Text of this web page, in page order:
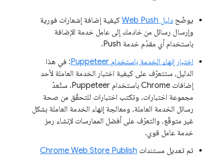
يوضّح دليل Web Push
كيفية إضافة إشعارات فورية
وإرسال رسائل من خادمك إلى عامل خدمة الإضافة
باستخدام أي مقدّم خدمة Push.
اختبار إنهاء الخدمة باستخدام Puppeteer
: في هذا
الدليل، ستتعرّف على كيفية اختبار الخدمة العاملة لأحد
إضافات Chrome باستخدام Puppeteer. ستُعدّ
مجموعة اختبارات، وتكتب اختبارات للتحقّق من صحة
رسائل الخدمة العاملة، ومعالجة إنهاء الخدمة العاملة بشكل
غير متوقّع، والتعرّف على أفضل الممارسات لإنشاء رمز
خدمة عامل قوي.
تم تعديل مستندات Chrome Web Store Publish